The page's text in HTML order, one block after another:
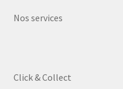
Nos services
Click & Collect